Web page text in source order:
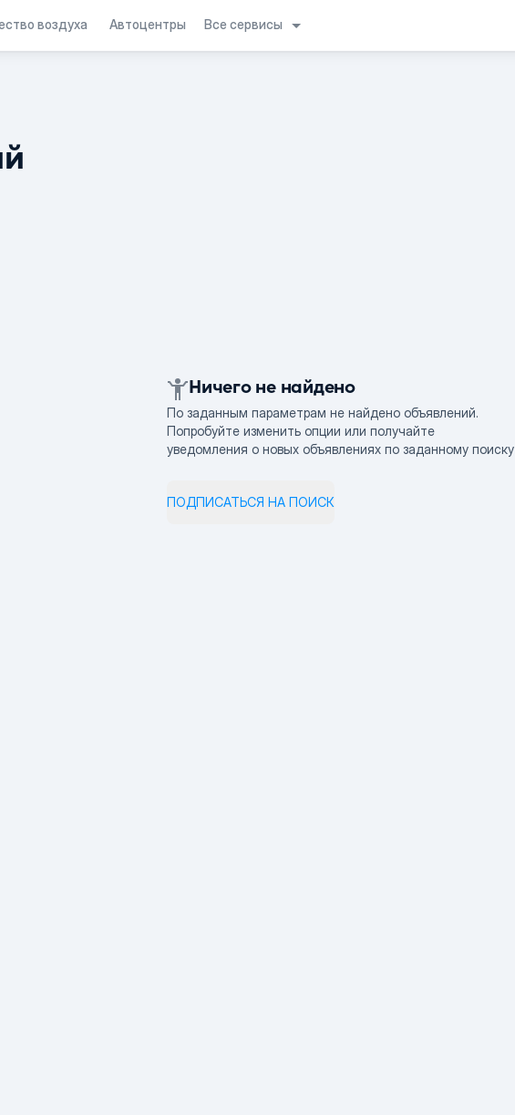
воздуха Автоцентры Все сервисы
Ничего не найдено
По заданным параметрам не найдено объявлений.
Попробуйте изменить опции или получайте
уведомления о новых объявлениях по заданному поиску
ПОДПИСАТЬСЯ НА ПОИСК